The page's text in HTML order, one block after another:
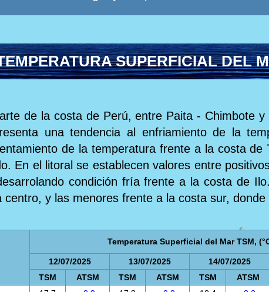
SUPERFICIAL DEL
de la costa de Perú, entre Paita - Chimbote
una tendencia al enfriamiento de la
de la temperatura frente a la costa
En el litoral se establecen valores entre
condición fría frente a la costa de
centro, y las menores frente a la costa sur,
Temperatura Superficial del Mar TSM,
12/07/2025 13/07/2025 14/07/2025
TSM
ATSM TSM ATSM TSM ATSM